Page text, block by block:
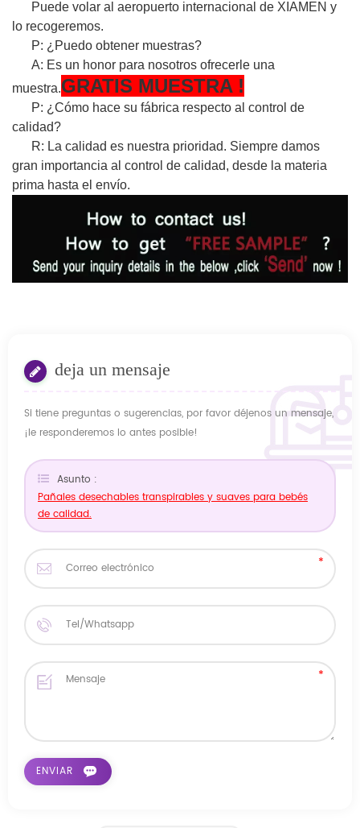
Puede volar al aeropuerto internacional de XIAMEN y
lo recogeremos.
P: ¿Puedo obtener muestras?
A: Es un honor para nosotros ofrecerle una
muestra.GRATIS MUESTRA!
P: ¿Cómo hace su fábrica respecto al control de
calidad?
R: La calidad es nuestra prioridad. Siempre damos
gran importancia al control de calidad, desde la materia
prima hasta el envío.
deja un mensaje
Si tiene preguntas o sugerencias, por favor déjenos un mensaje,
¡le responderemos lo antes posible!
Asunto :
Pañales desechables transpirables y suaves para bebés
de calidad.